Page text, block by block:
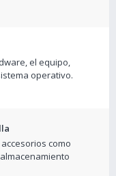
el equipo,
operativo.
como